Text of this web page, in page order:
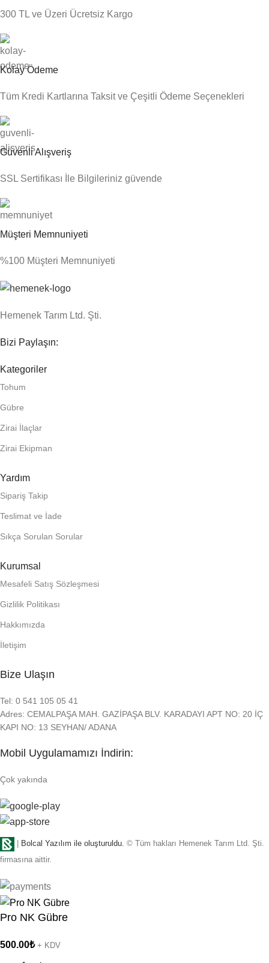
300 TL ve Üzeri Ücretsiz Kargo
Kolay Ödeme
Tüm Kredi Kartlarına Taksit ve Çeşitli Ödeme Seçenekleri
Güvenli Alışveriş
SSL Sertifikası İle Bilgileriniz güvende
Müşteri Memnuniyeti
%100 Müşteri Memnuniyeti
Hemenek Tarım Ltd. Şti.
Bizi Paylaşın:
Kategoriler
Tohum
Gübre
Zirai İlaçlar
Zirai Ekipman
Yardım
Sipariş Takip
Teslimat ve İade
Sıkça Sorulan Sorular
Kurumsal
Mesafeli Satış Sözleşmesi
Gizlilik Politikası
Hakkımızda
İletişim
Bize Ulaşın
Tel: 0 541 105 05 41
Adres: CEMALPAŞA MAH. GAZİPAŞA BLV. KARADAYI APT NO: 20 İÇ
KAPI NO: 13 SEYHAN/ ADANA
Mobil Uygulamamızı İndirin:
Çok yakında
Bolcal Yazılım ile oluşturuldu. © Tüm hakları Hemenek Tarım Ltd. Şti.
firmasına aittir.
Pro NK Gübre
500.00₺ + KDV